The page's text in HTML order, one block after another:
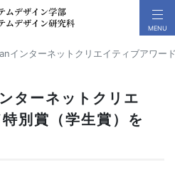
インターネットクリエイティブアワー
ターネットクリエ
別賞（学生賞）を